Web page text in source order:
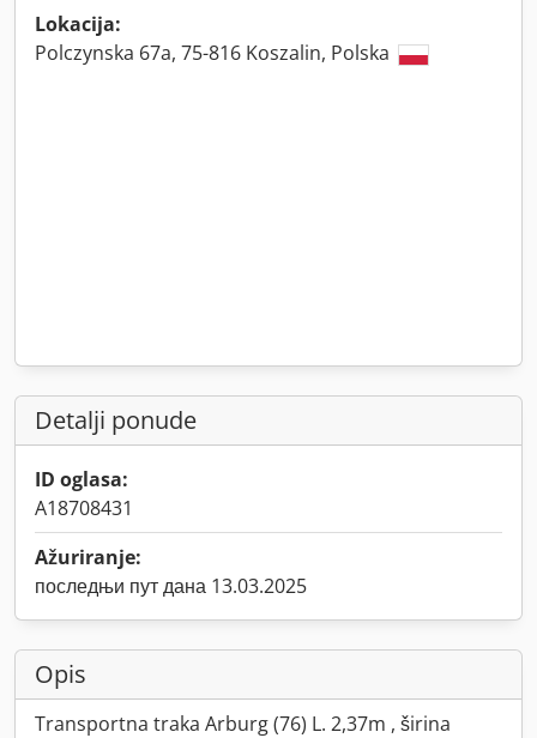
Lokacija:
Polczynska 67a, 75-816 Koszalin, Polska
Detalji ponude
ID oglasa:
A18708431
Ažuriranje:
последњи пут дана 13.03.2025
Opis
Transportna traka Arburg (76) L. 2,37m , širina